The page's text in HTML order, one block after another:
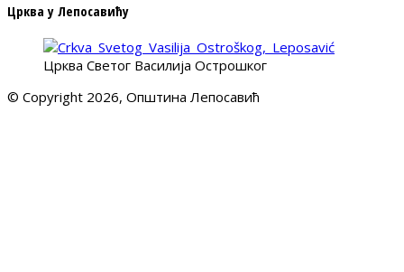
Црква у Лепосавићу
Црква Светог Василија Острошког
© Copyright 2026, Општина Лепосавић